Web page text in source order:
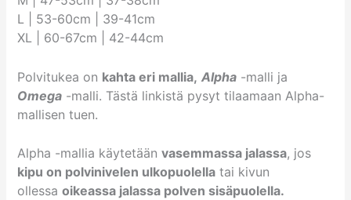
L | 53-60cm | 39-41cm
XL | 60-67cm | 42-44cm
Polvitukea on kahta eri mallia, Alpha -malli ja
Omega -malli. Tästä linkistä pysyt tilaamaan Alpha-
mallisen tuen.
Alpha -mallia käytetäänvasemmassa jalassa, jos
kipu on polvinivelen ulkopuolella tai kivun
ollessaoikeassa jalassa polven sisäpuolella.